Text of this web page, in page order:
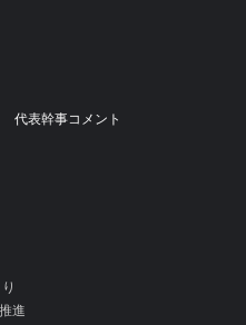
代表幹事コメント
進